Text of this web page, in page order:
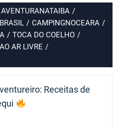
AVENTURANATAIBA /
/ CAMPINGNOCEARA /
/ TOCA DO COELHO /
AR LIVRE /
Receitas de